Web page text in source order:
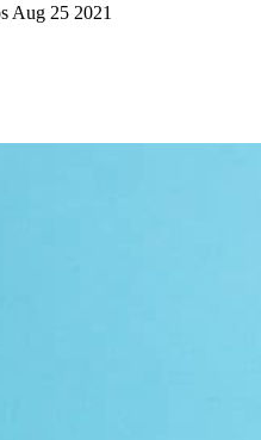
Aug 25 2021